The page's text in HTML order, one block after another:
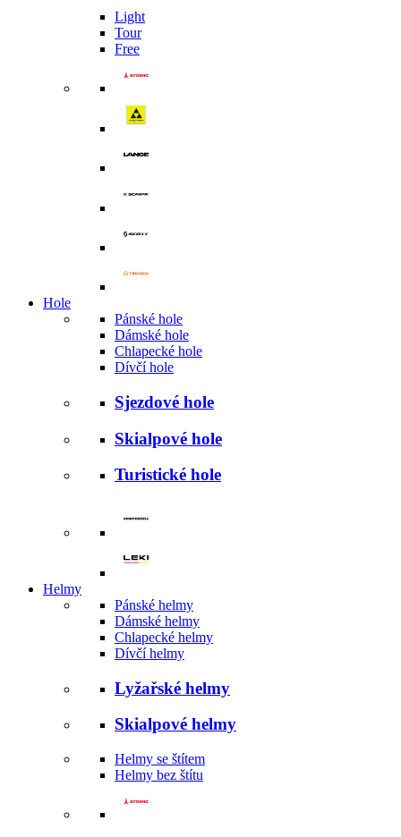
Light
Tour
Free
Hole
Pánské hole
Dámské hole
Chlapecké hole
Dívčí hole
Sjezdové hole
Skialpové hole
Turistické hole
Helmy
Pánské helmy
Dámské helmy
Chlapecké helmy
Dívčí helmy
Lyžařské helmy
Skialpové helmy
Helmy se štítem
Helmy bez štítu